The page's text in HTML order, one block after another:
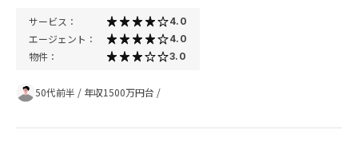
サービス： 4.0
エージェント： 4.0
物件： 3.0
50代前半 / 年収1500万円台 /